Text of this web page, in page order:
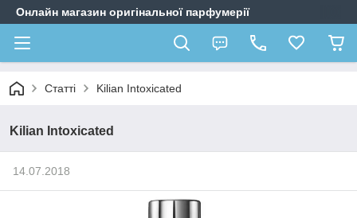
Онлайн магазин оригінальної парфумерії
Статті Kilian Intoxicated
Kilian Intoxicated
14.07.2018